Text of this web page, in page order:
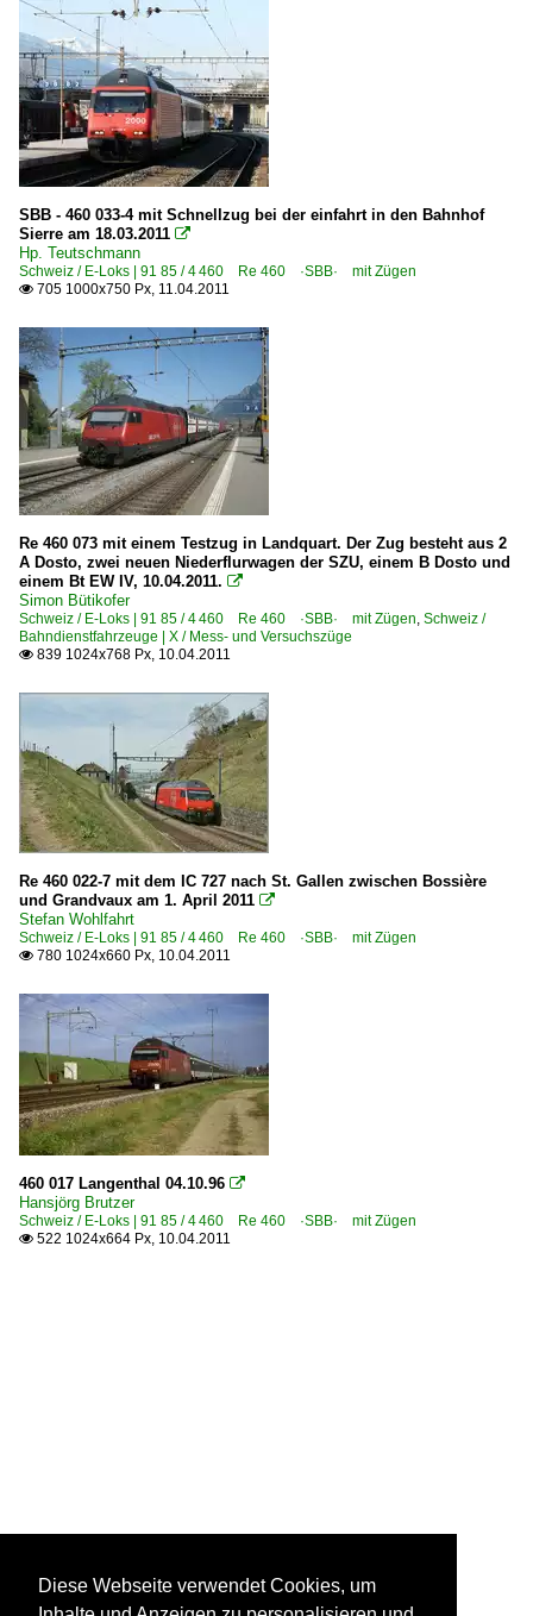
SBB - 460 033-4 mit Schnellzug bei der einfahrt in den Bahnhof
Sierre am 18.03.2011 
Hp. Teutschmann
Schweiz / E-Loks | 91 85 / 4 460 Re 460 ·SBB· mit Zügen
 705 1000x750 Px, 11.04.2011
Re 460 073 mit einem Testzug in Landquart. Der Zug besteht aus 2
A Dosto, zwei neuen Niederflurwagen der SZU, einem B Dosto und
einem Bt EW IV, 10.04.2011. 
Simon Bütikofer
Schweiz / E-Loks | 91 85 / 4 460 Re 460 ·SBB· mit Zügen, Schweiz /
Bahndienstfahrzeuge | X / Mess- und Versuchszüge
 839 1024x768 Px, 10.04.2011
Re 460 022-7 mit dem IC 727 nach St. Gallen zwischen Bossière
und Grandvaux am 1. April 2011 
Stefan Wohlfahrt
Schweiz / E-Loks | 91 85 / 4 460 Re 460 ·SBB· mit Zügen
 780 1024x660 Px, 10.04.2011
460 017 Langenthal 04.10.96 
Hansjörg Brutzer
Schweiz / E-Loks | 91 85 / 4 460 Re 460 ·SBB· mit Zügen
 522 1024x664 Px, 10.04.2011
Diese Webseite verwendet Cookies, um